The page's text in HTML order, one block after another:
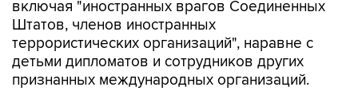
включая "иностранных врагов Соединенных
Штатов, членов иностранных
террористических организаций", наравне с
детьми дипломатов и сотрудников других
признанных международных организаций.